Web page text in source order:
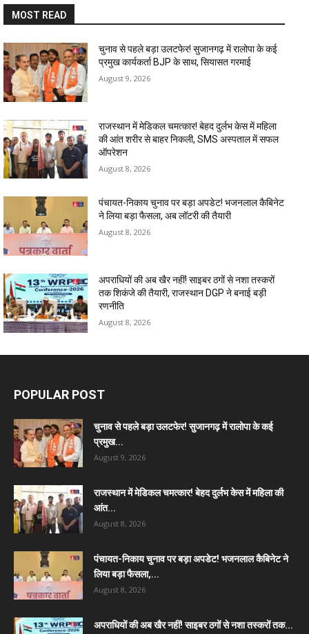
MOST READ
चुनाव से पहले बड़ा उलटफेर! सुजानगढ़ में रालोपा के कई
प्रमुख कार्यकर्ता BJP के साथ, सियासत गरमाई
August 9, 2026
राजस्थान में मेडिकल चमत्कार! बेहद दुर्लभ केस में महिला
की आंत शरीर से बाहर निकली, SMS अस्पताल में सफल
ऑपरेशन
August 8, 2026
पंचायत-निकाय चुनाव पर बड़ा अपडेट! भजनलाल कैबिनेट
ने लिया बड़ा फैसला, अब लॉटरी की तैयारी
August 8, 2026
अपराधियों की अब खैर नहीं! साइबर ठगों से नशा तस्करों
तक शिकंजे की तैयारी, राजस्थान DGP ने बनाई बड़ी
रणनीति
August 8, 2026
POPULAR POST
चुनाव से पहले बड़ा उलटफेर! सुजानगढ़ में रालोपा के कई
प्रमुख...
August 9, 2026
राजस्थान में मेडिकल चमत्कार! बेहद दुर्लभ केस में महिला की
आंत...
August 8, 2026
पंचायत-निकाय चुनाव पर बड़ा अपडेट! भजनलाल कैबिनेट ने
लिया बड़ा फैसला,...
August 8, 2026
अपराधियों की अब खैर नहीं! साइबर ठगों से नशा तस्करों तक...